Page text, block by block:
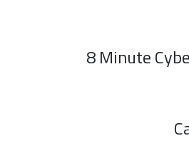
8 Minute